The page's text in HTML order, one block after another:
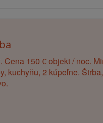
150 € objekt / noc.
kuchyňu, 2 kúpeľne.